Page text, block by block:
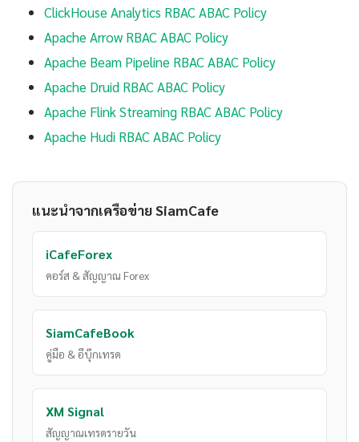
ClickHouse Analytics RBAC ABAC Policy
Apache Arrow RBAC ABAC Policy
Apache Beam Pipeline RBAC ABAC Policy
Apache Druid RBAC ABAC Policy
Apache Flink Streaming RBAC ABAC Policy
Apache Hudi RBAC ABAC Policy
แนะนำจากเครือข่าย SiamCafe
iCafeForex
คอร์ส & สัญญาณ Forex
SiamCafeBook
คู่มือ & อีบุ๊กเทรด
XM Signal
สัญญาณเทรดรายวัน